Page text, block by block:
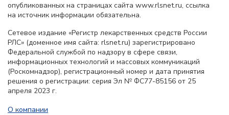
опубликованных на страницах сайта www.rlsnet.ru, ссылка
на источник информации обязательна.
Сетевое издание «Регистр лекарственных средств России
РЛС» (доменное имя сайта: rlsnet.ru) зарегистрировано
Федеральной службой по надзору в сфере связи,
информационных технологий и массовых коммуникаций
(Роскомнадзор), регистрационный номер и дата принятия
решения о регистрации: серия Эл № ФС77-85156 от 25
апреля 2023 г.
О компании